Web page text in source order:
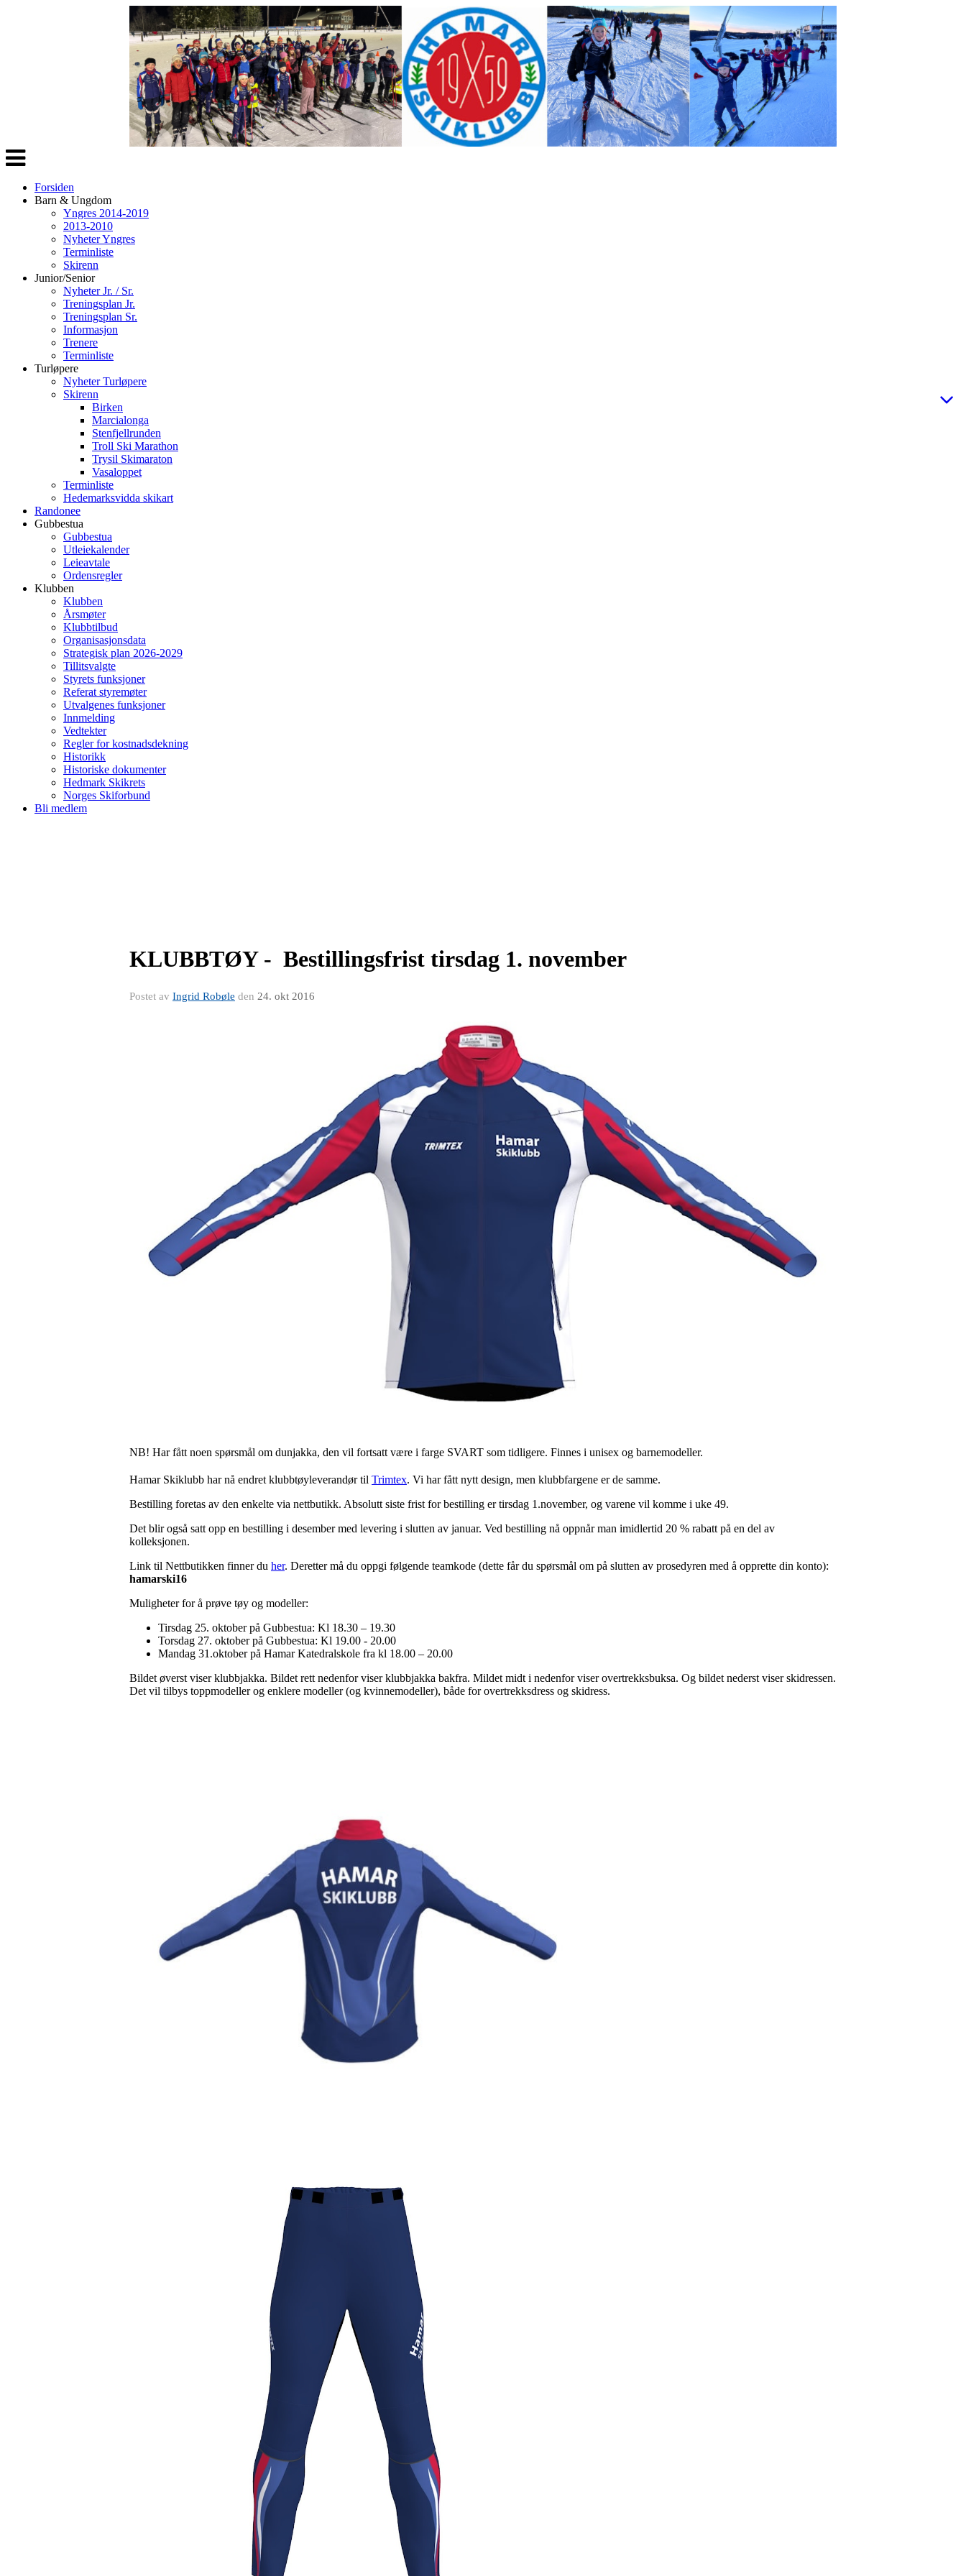
Veksle
navigasjon
Forsiden
Barn & Ungdom
Yngres 2014-2019
2013-2010
Nyheter Yngres
Terminliste
Skirenn
Junior/Senior
Nyheter Jr. / Sr.
Treningsplan Jr.
Treningsplan Sr.
Informasjon
Trenere
Terminliste
Turløpere
Nyheter Turløpere
Skirenn
Birken
Marcialonga
Stenfjellrunden
Troll Ski Marathon
Trysil Skimaraton
Vasaloppet
Terminliste
Hedemarksvidda skikart
Randonee
Gubbestua
Gubbestua
Utleiekalender
Leieavtale
Ordensregler
Klubben
Klubben
Årsmøter
Klubbtilbud
Organisasjonsdata
Strategisk plan 2026-2029
Tillitsvalgte
Styrets funksjoner
Referat styremøter
Utvalgenes funksjoner
Innmelding
Vedtekter
Regler for kostnadsdekning
Historikk
Historiske dokumenter
Hedmark Skikrets
Norges Skiforbund
Bli medlem
KLUBBTØY - Bestillingsfrist tirsdag 1. november
Postet av Ingrid Robøle den 24. okt 2016
NB! Har fått noen spørsmål om dunjakka, den vil fortsatt være i farge SVART som tidligere. Finnes i unisex og barnemodeller.
Hamar Skiklubb har nå endret klubbtøyleverandør til Trimtex. Vi har fått nytt design, men klubbfargene er de samme.
Bestilling foretas av den enkelte via nettbutikk. Absolutt siste frist for bestilling er tirsdag 1.november, og varene vil komme i uke 49.
Det blir også satt opp en bestilling i desember med levering i slutten av januar. Ved bestilling nå oppnår man imidlertid 20 % rabatt på en del av
kolleksjonen.
Link til Nettbutikken finner du her. Deretter må du oppgi følgende teamkode (dette får du spørsmål om på slutten av prosedyren med å opprette din konto):
hamarski16
Muligheter for å prøve tøy og modeller:
Tirsdag 25. oktober på Gubbestua: Kl 18.30 – 19.30
Torsdag 27. oktober på Gubbestua: Kl 19.00 - 20.00
Mandag 31.oktober på Hamar Katedralskole fra kl 18.00 – 20.00
Bildet øverst viser klubbjakka. Bildet rett nedenfor viser klubbjakka bakfra. Mildet midt i nedenfor viser overtrekksbuksa. Og bildet nederst viser skidressen.
Det vil tilbys toppmodeller og enklere modeller (og kvinnemodeller), både for overtrekksdress og skidress.